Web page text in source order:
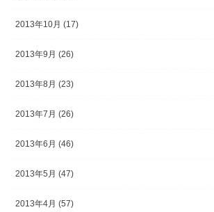
2013年10月 (17)
2013年9月 (26)
2013年8月 (23)
2013年7月 (26)
2013年6月 (46)
2013年5月 (47)
2013年4月 (57)